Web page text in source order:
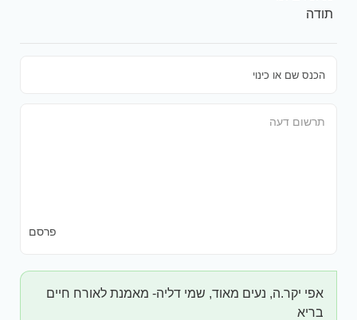
תודה
פרסם
אפי יקר.ה, נעים מאוד, שמי דליה- מאמנת לאורח חיים
בריא